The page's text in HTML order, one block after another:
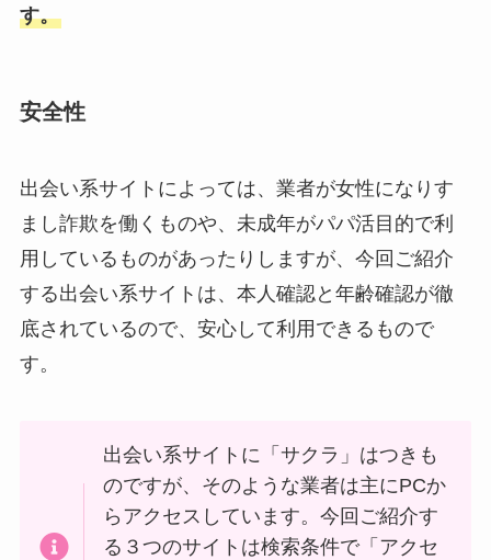
す。
安全性
出会い系サイトによっては、業者が女性になりす
まし詐欺を働くものや、未成年がパパ活目的で利
用しているものがあったりしますが、今回ご紹介
する出会い系サイトは、本人確認と年齢確認が徹
底されているので、安心して利用できるもので
す。
出会い系サイトに「サクラ」はつきも
のですが、そのような業者は主にPCか
らアクセスしています。今回ご紹介す
る３つのサイトは検索条件で「アクセ